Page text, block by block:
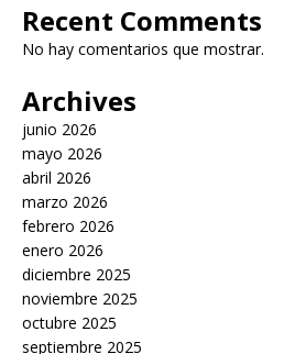
Recent Comments
No hay comentarios que mostrar.
Archives
junio 2026
mayo 2026
abril 2026
marzo 2026
febrero 2026
enero 2026
diciembre 2025
noviembre 2025
octubre 2025
septiembre 2025